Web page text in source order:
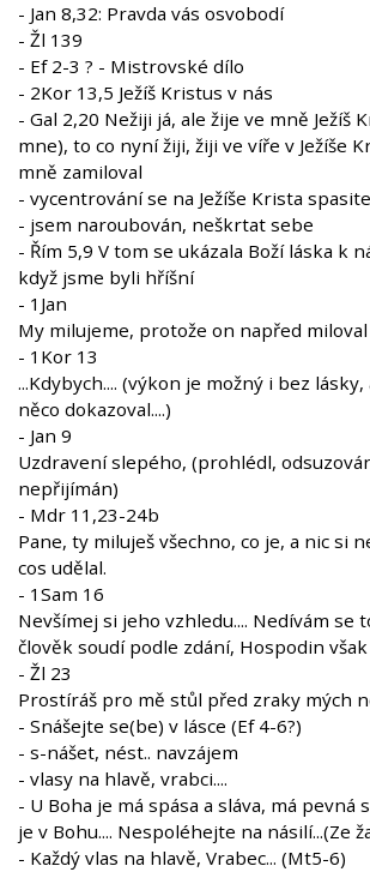
- Jan 8,32: Pravda vás osvobodí
- Žl 139
- Ef 2-3 ? - Mistrovské dílo
- 2Kor 13,5 Ježíš Kristus v nás
- Gal 2,20 Nežiji já, ale žije ve mně Ježíš
mne), to co nyní žiji, žiji ve víře v Ježíše
mně zamiloval
- vycentrování se na Ježíše Krista
- jsem naroubován, neškrtat sebe
- Řím 5,9 V tom se ukázala Boží láska k
když jsme byli hříšní
- 1Jan
My milujeme, protože on napřed miloval
- 1Kor 13
...Kdybych.... (výkon je možný i bez
něco dokazoval....)
- Jan 9
Uzdravení slepého, (prohlédl,
nepřijímán)
- Mdr 11,23-24b
Pane, ty miluješ všechno, co je, a nic si
cos udělal.
- 1Sam 16
Nevšímej si jeho vzhledu.... Nedívám se
člověk soudí podle zdání, Hospodin
- Žl 23
Prostíráš pro mě stůl před zraky mých
- Snášejte se(be) v lásce (Ef 4-6?)
- s-nášet, nést.. navzájem
- vlasy na hlavě, vrabci....
- U Boha je má spása a sláva, má pevná
je v Bohu.... Nespoléhejte na násilí...(Ze
- Každý vlas na hlavě, Vrabec... (Mt5-6)